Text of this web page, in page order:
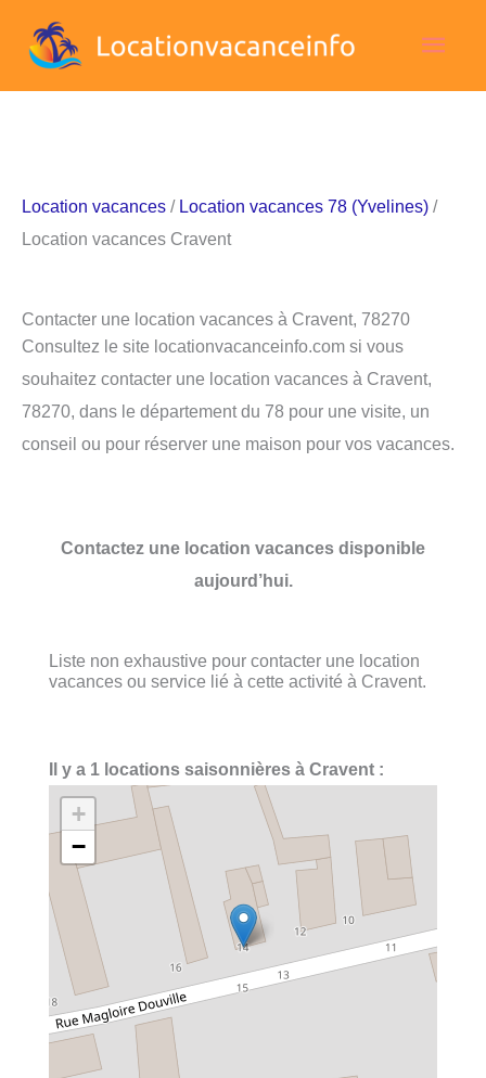
Location vacances / Location vacances 78 (Yvelines) /
Location vacances Cravent
Contacter une location vacances à Cravent, 78270
Consultez le site locationvacanceinfo.com si vous
souhaitez contacter une location vacances à Cravent,
78270, dans le département du 78 pour une visite, un
conseil ou pour réserver une maison pour vos vacances.
Contactez une location vacances disponible
aujourd’hui.
Liste non exhaustive pour contacter une location
vacances ou service lié à cette activité à Cravent.
Il y a 1 locations saisonnières à Cravent :
+
−